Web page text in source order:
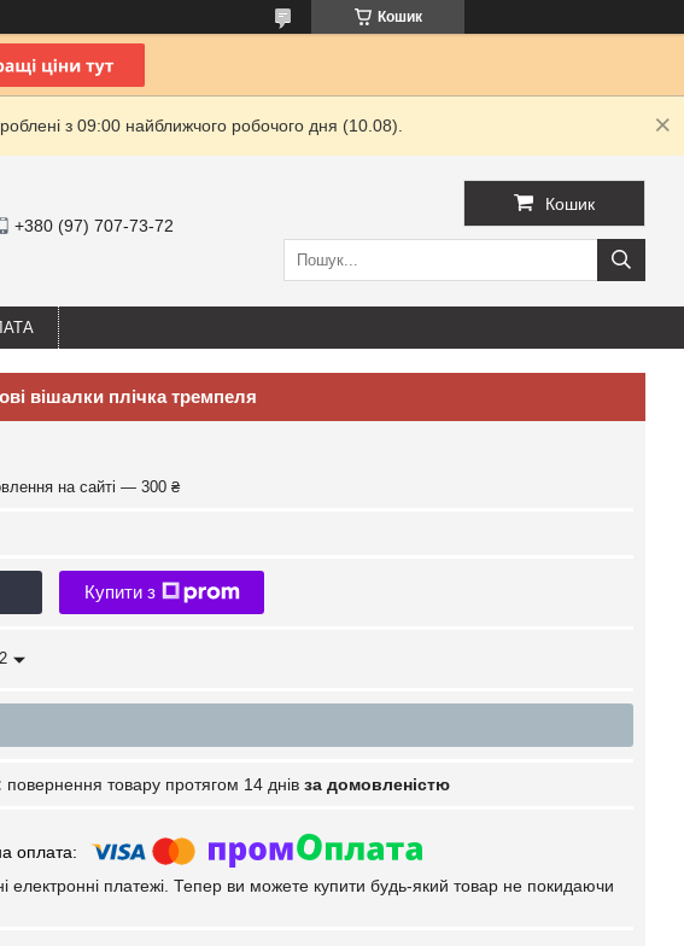
Кошик
з 09:00 найближчого робочого дня (10.08).
+380 (97) 707-73-72
Кошик
вішалки плічка тремпеля
на сайті — 300 ₴
Купити з
повернення товару протягом 14 днів за домовленістю
електронні платежі. Тепер ви можете купити будь-який товар не покидаючи